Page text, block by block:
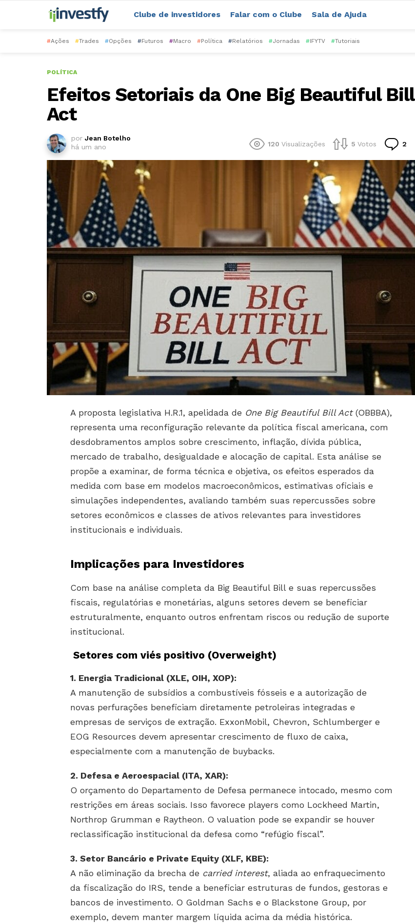
Clube de investidores Falar com o Clube Sala de Ajuda
#Ações #Trades #Opções #Futuros #Macro #Política #Relatórios #Jornadas #IFYTV #Tutoriais
POLÍTICA
Efeitos Setoriais da One Big Beautiful Bill
Act
por Jean Botelho
há um ano
120 Visualizações 5 Votos 2
A proposta legislativa H.R.1, apelidada de One Big Beautiful Bill Act(OBBBA),
representa uma reconfiguração relevante da política fiscal americana, com
desdobramentos amplos sobre crescimento, inflação, dívida pública,
mercado de trabalho, desigualdade e alocação de capital. Esta análise se
propõe a examinar, de forma técnica e objetiva, os efeitos esperados da
medida com base em modelos macroeconômicos, estimativas oficiais e
simulações independentes, avaliando também suas repercussões sobre
setores econômicos e classes de ativos relevantes para investidores
institucionais e individuais.
Implicações para Investidores
Com base na análise completa da Big Beautiful Bill e suas repercussões
fiscais, regulatórias e monetárias, alguns setores devem se beneficiar
estruturalmente, enquanto outros enfrentam riscos ou redução de suporte
institucional.
Setores com viés positivo (Overweight)
1. Energia Tradicional (XLE, OIH, XOP):
A manutenção de subsídios a combustíveis fósseis e a autorização de
novas perfurações beneficiam diretamente petroleiras integradas e
empresas de serviços de extração. ExxonMobil, Chevron, Schlumberger e
EOG Resources devem apresentar crescimento de fluxo de caixa,
especialmente com a manutenção de buybacks.
2. Defesa e Aeroespacial (ITA, XAR):
O orçamento do Departamento de Defesa permanece intocado, mesmo com
restrições em áreas sociais. Isso favorece players como Lockheed Martin,
Northrop Grumman e Raytheon. O valuation pode se expandir se houver
reclassificação institucional da defesa como “refúgio fiscal”.
3. Setor Bancário e Private Equity (XLF, KBE):
A não eliminação da brecha de carried interest, aliada ao enfraquecimento
da fiscalização do IRS, tende a beneficiar estruturas de fundos, gestoras e
bancos de investimento. O Goldman Sachs e o Blackstone Group, por
exemplo, devem manter margem líquida acima da média histórica.